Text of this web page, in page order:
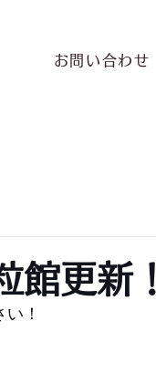
お問い合わせ
館更新！
！